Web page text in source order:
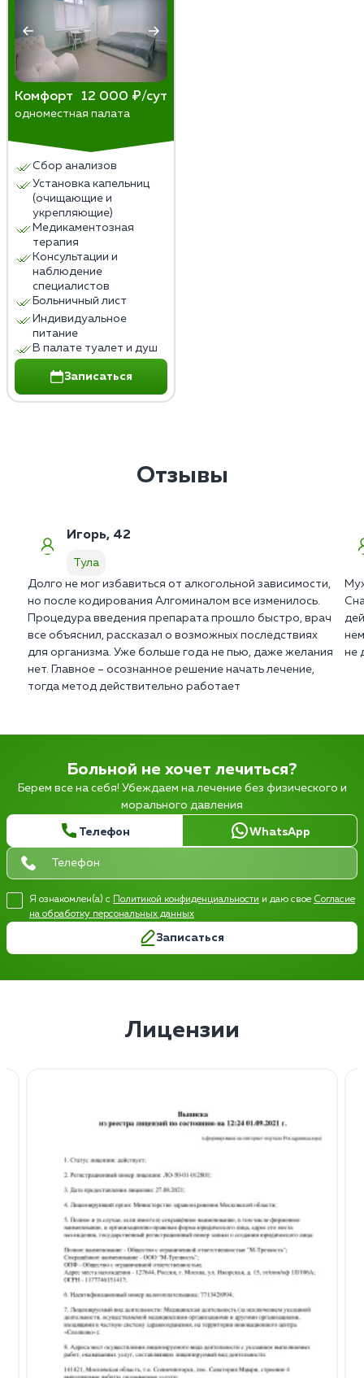
Комфорт 12 000 ₽/сут
одноместная палата
Сбор анализов
Установка капельниц
(очищающие и
укрепляющие)
Медикаментозная
терапия
Консультации и
наблюдение
специалистов
Больничный лист
Индивидуальное
питание
В палате туалет и душ
Записаться
Отзывы
Игорь, 42
Тула
Долго не мог избавиться от алкогольной зависимости,
но после кодирования Алгоминалом все изменилось.
Процедура введения препарата прошло быстро, врач
все объяснил, рассказал о возможных последствиях
для организма. Уже больше года не пью, даже желания
нет. Главное – осознанное решение начать лечение,
тогда метод действительно работает
не
Больной не хочет лечиться?
Берем все на себя! Убеждаем на лечение без физического и
морального давления
Телефон WhatsApp
Я ознакомлен(а) с Политикой конфиденциальности и даю свое Согласие
на обработку персональных данных
Записаться
Лицензии